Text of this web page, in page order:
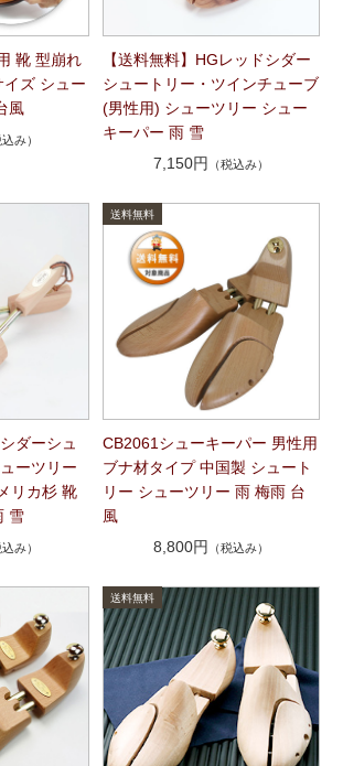
靴 型崩れ
ズ シュー
風
込み）
【送料無料】HGレッドシダー
シュートリー・ツインチューブ
(男性用) シューツリー シュー
キーパー 雨 雪
7,150円
（税込み）
ダーシュ
ーツリー
リカ杉 靴
雪
込み）
CB2061シューキーパー 男性用
ブナ材タイプ 中国製 シュート
リー シューツリー 雨 梅雨 台
風
8,800円
（税込み）